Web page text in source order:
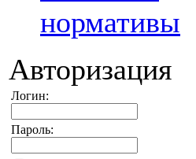
нормативы
Авторизация
Логин:
Пароль: